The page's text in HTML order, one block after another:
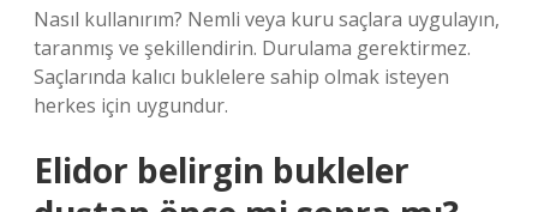
Nasıl kullanırım? Nemli veya kuru saçlara uygulayın,
taranmış ve şekillendirin. Durulama gerektirmez.
Saçlarında kalıcı buklelere sahip olmak isteyen
herkes için uygundur.
Elidor belirgin bukleler